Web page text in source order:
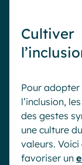
Pour
l’inclusion,
des gestes
une culture
valeurs.
favoriser un